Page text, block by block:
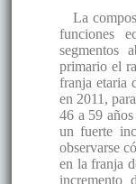
La
funciones
segmentos
primario el
franja etaria
en 2011,
46 a 59
un fuerte
observarse
en la franja
incremento